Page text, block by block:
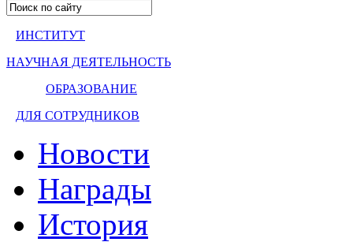
ИНСТИТУТ
НАУЧНАЯ ДЕЯТЕЛЬНОСТЬ
ОБРАЗОВАНИЕ
ДЛЯ СОТРУДНИКОВ
Новости
Награды
История